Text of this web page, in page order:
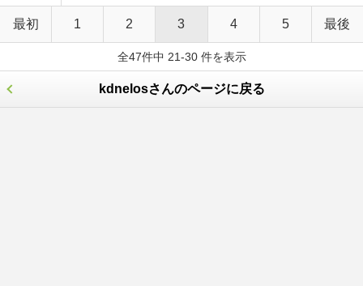
最初 1 2 3 4 5 最後
全47件中 21-30 件を表示
kdnelosさんのページに戻る